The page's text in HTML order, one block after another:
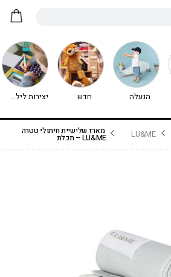
הנעלה חדש יצירות לילדים - יצירה לילדים
LU&ME מארז שלישיית חיתולי טטרה
LU&ME – תכלת